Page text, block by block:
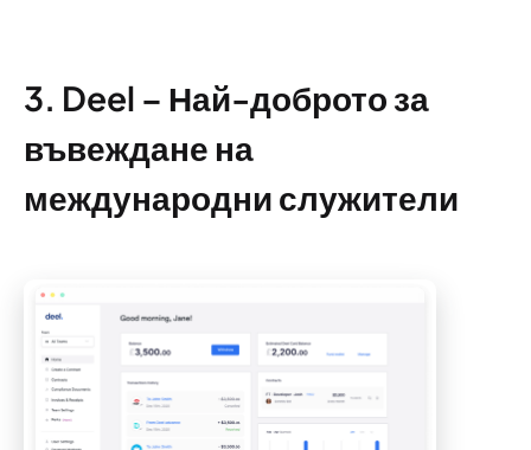
3. Deel – Най-доброто за
въвеждане на
международни служители